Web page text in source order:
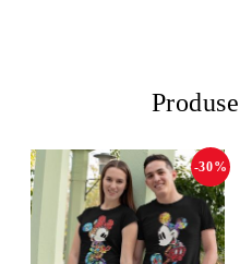
-30%